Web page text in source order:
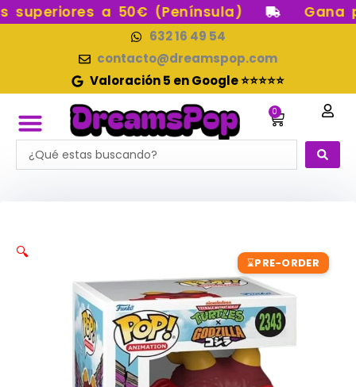
Ir
a 50€ (Península) Gana
632 16 49 54
contacto@dreamspop.com
Valoración 5 en Google ⭐⭐⭐⭐⭐
0
Carrito
Search
...
⌛PRE-ORDER
🔍